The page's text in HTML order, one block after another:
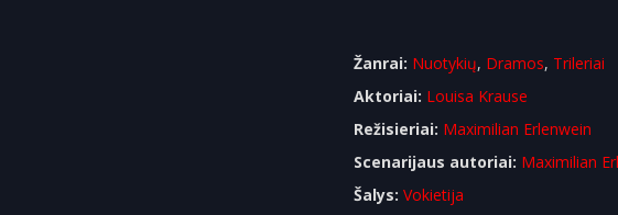
Žanrai: Nuotykių, Dramos, Trileriai
Aktoriai: Louisa Krause
Režisieriai: Maximilian Erlenwein
Scenarijaus autoriai: Maximilian
Šalys:Vokietija